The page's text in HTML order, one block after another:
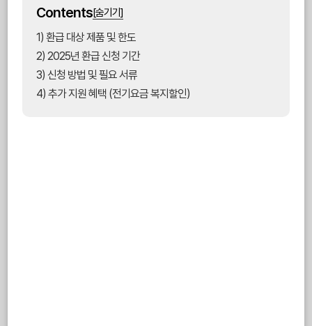
Contents[숨기기]
1) 환급 대상 제품 및 한도
2) 2025년 환급 신청 기간
3) 신청 방법 및 필요 서류
4) 추가 지원 혜택 (전기요금 복지할인)